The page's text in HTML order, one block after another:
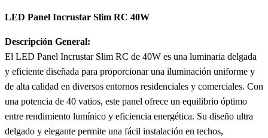
LED Panel Incrustar Slim RC 40W
Descripción General:
El LED Panel Incrustar Slim RC de 40W es una luminaria delgada
y eficiente diseñada para proporcionar una iluminación uniforme y
de alta calidad en diversos entornos residenciales y comerciales. Con
una potencia de 40 vatios, este panel ofrece un equilibrio óptimo
entre rendimiento lumínico y eficiencia energética. Su diseño ultra
delgado y elegante permite una fácil instalación en techos,